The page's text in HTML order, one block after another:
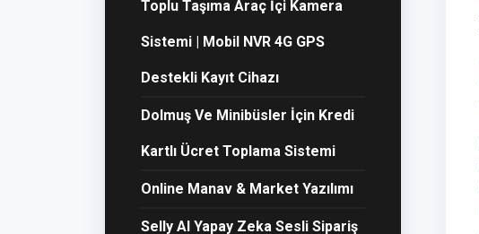
Toplu Taşıma Araç İçi Kamera
Sistemi | Mobil NVR 4G GPS
Destekli Kayıt Cihazı
Dolmuş Ve Minibüsler İçin Kredi
Kartlı Ücret Toplama Sistemi
Online Manav & Market Yazılımı
Selly AI Yapay Zeka Sesli Sipariş